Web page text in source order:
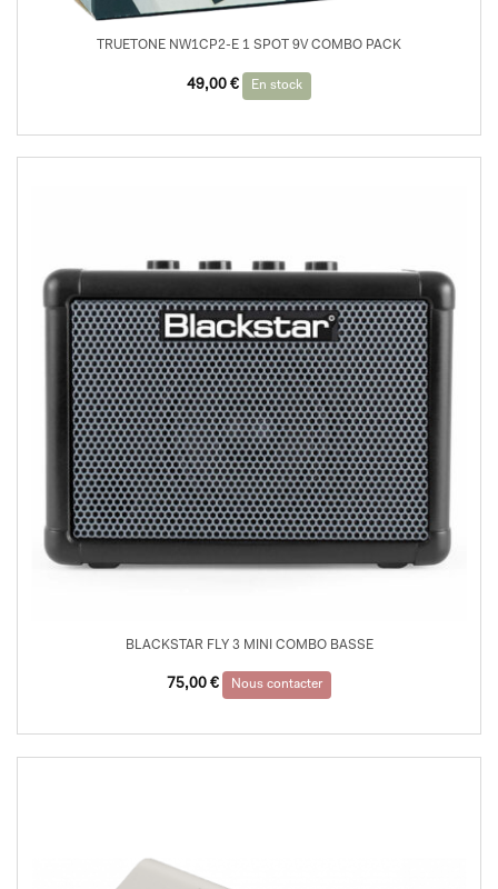
TRUETONE NW1CP2-E 1 SPOT 9V COMBO PACK
49,00 € En stock
BLACKSTAR FLY 3 MINI COMBO BASSE
75,00 € Nous contacter